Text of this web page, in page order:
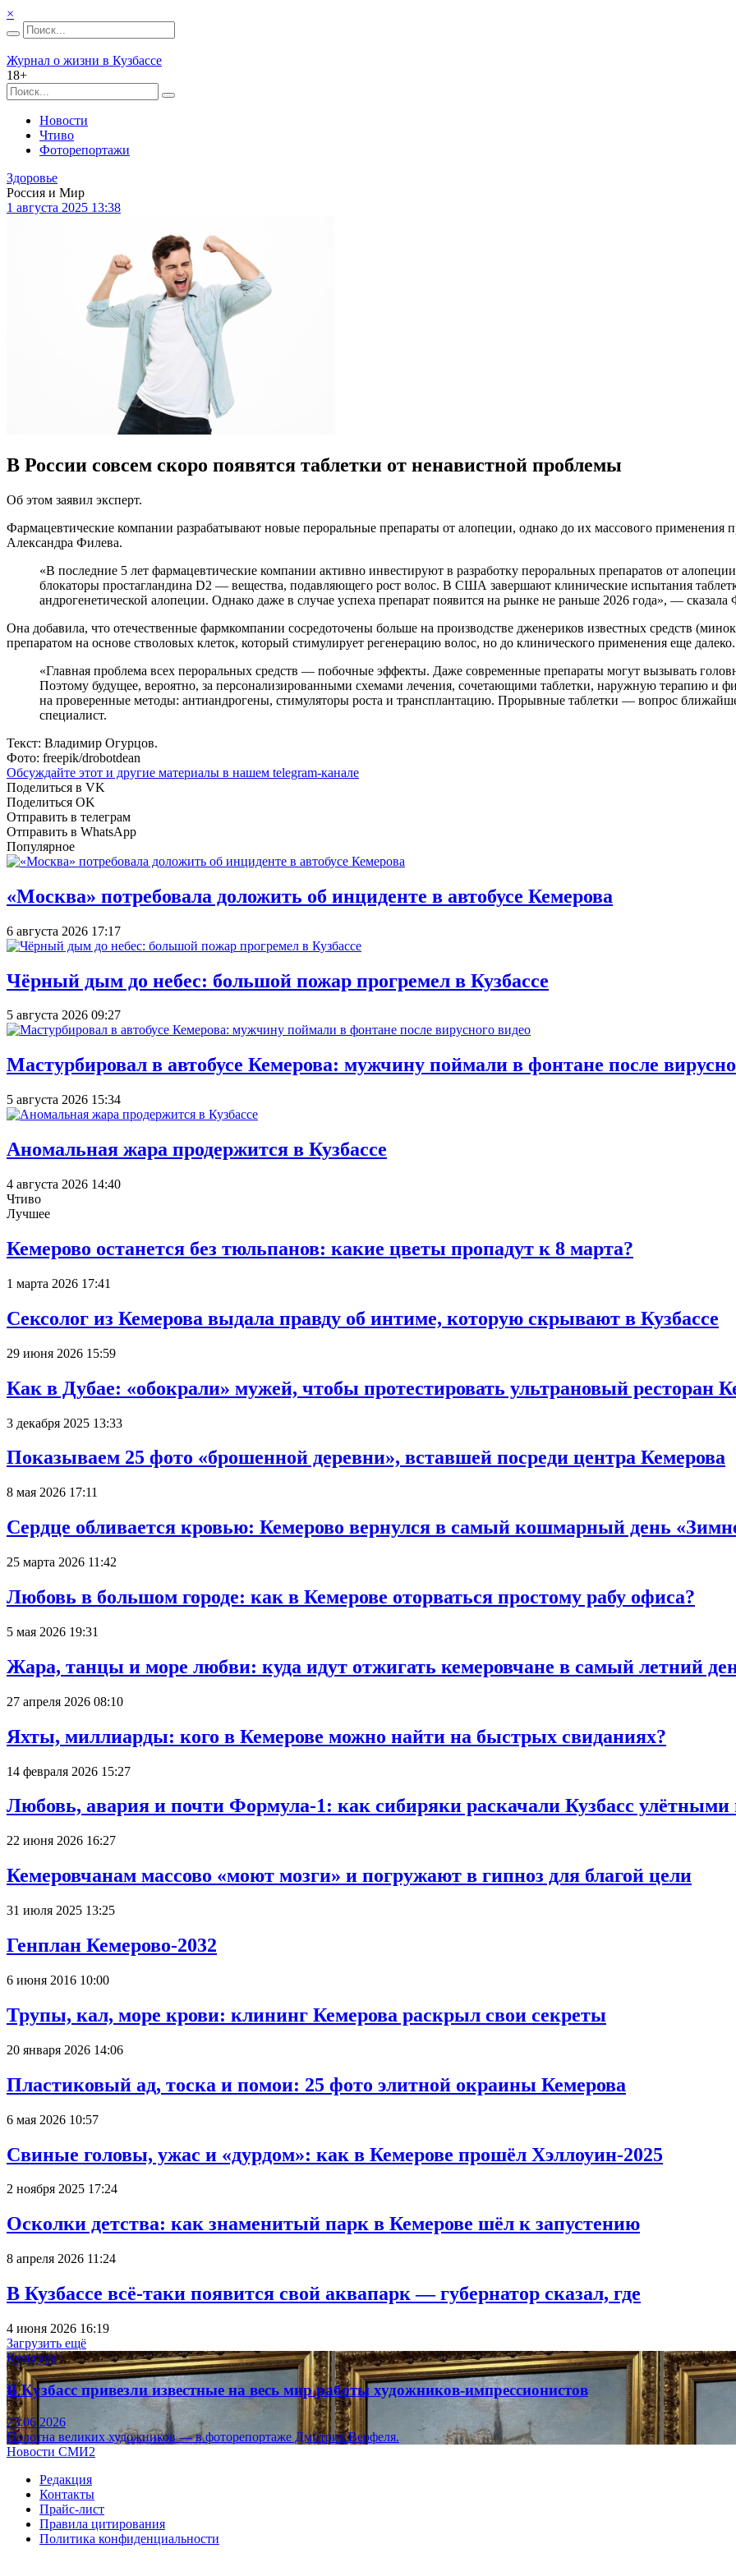
×
Журнал о жизни в Кузбассе
18+
Новости
Чтиво
Фоторепортажи
Здоровье
Россия и Мир
1 августа 2025 13:38
В России совсем скоро появятся таблетки от ненавистной проблемы
Об этом заявил эксперт.
Фармацевтические компании разрабатывают новые пероральные препараты от алопеции, однако до их массового применения
Александра Филева.
«В последние 5 лет фармацевтические компании активно инвестируют в разработку пероральных препаратов от
блокаторы простагландина D2 — вещества, подавляющего рост волос. В США завершают клинические испытания
андрогенетической алопеции. Однако даже в случае успеха препарат появится на рынке не раньше 2026 года», — сказала
Она добавила, что отечественные фармкомпании сосредоточены больше на производстве дженериков известных средств
препаратом на основе стволовых клеток, который стимулирует регенерацию волос, но до клинического применения еще далеко.
«Главная проблема всех пероральных средств — побочные эффекты. Даже современные препараты могут вызывать
Поэтому будущее, вероятно, за персонализированными схемами лечения, сочетающими таблетки, наружную терапию и
на проверенные методы: антиандрогены, стимуляторы роста и трансплантацию. Прорывные таблетки — вопрос
специалист.
Текст: Владимир Огурцов.
Фото: freepik/drobotdean
Обсуждайте этот и другие материалы в нашем telegram-канале
Поделиться в VK
Поделиться OK
Отправить в телеграм
Отправить в WhatsApp
Популярное
«Москва» потребовала доложить об инциденте в автобусе Кемерова
6 августа 2026 17:17
Чёрный дым до небес: большой пожар прогремел в Кузбассе
5 августа 2026 09:27
Мастурбировал в автобусе Кемерова: мужчину поймали в фонтане после
5 августа 2026 15:34
Аномальная жара продержится в Кузбассе
4 августа 2026 14:40
Чтиво
Лучшее
Кемерово останется без тюльпанов: какие цветы пропадут к 8 марта?
1 марта 2026 17:41
Сексолог из Кемерова выдала правду об интиме, которую скрывают в Кузбассе
29 июня 2026 15:59
Как в Дубае: «обокрали» мужей, чтобы протестировать ультрановый ресторан
3 декабря 2025 13:33
Показываем 25 фото «брошенной деревни», вставшей посреди центра Кемерова
8 мая 2026 17:11
Сердце обливается кровью: Кемерово вернулся в самый кошмарный день
25 марта 2026 11:42
Любовь в большом городе: как в Кемерове оторваться простому рабу офиса?
5 мая 2026 19:31
Жара, танцы и море любви: куда идут отжигать кемеровчане в самый летний
27 апреля 2026 08:10
Яхты, миллиарды: кого в Кемерове можно найти на быстрых свиданиях?
14 февраля 2026 15:27
Любовь, авария и почти Формула-1: как сибиряки раскачали Кузбасс улётными
22 июня 2026 16:27
Кемеровчанам массово «моют мозги» и погружают в гипноз для благой цели
31 июля 2025 13:25
Генплан Кемерово-2032
6 июня 2016 10:00
Трупы, кал, море крови: клининг Кемерова раскрыл свои секреты
20 января 2026 14:06
Пластиковый ад, тоска и помои: 25 фото элитной окраины Кемерова
6 мая 2026 10:57
Свиные головы, ужас и «дурдом»: как в Кемерове прошёл Хэллоуин-2025
2 ноября 2025 17:24
Осколки детства: как знаменитый парк в Кемерове шёл к запустению
8 апреля 2026 11:24
В Кузбассе всё-таки появится свой аквапарк — губернатор сказал, где
4 июня 2026 16:19
Загрузить ещё
Культура
В Кузбасс привезли известные на весь мир работы художников-импрессионистов
23.06.2026
Полотна великих художников — в фоторепортаже Дмитрия Верфеля.
Новости СМИ2
Редакция
Контакты
Прайс-лист
Правила цитирования
Политика конфиденциальности